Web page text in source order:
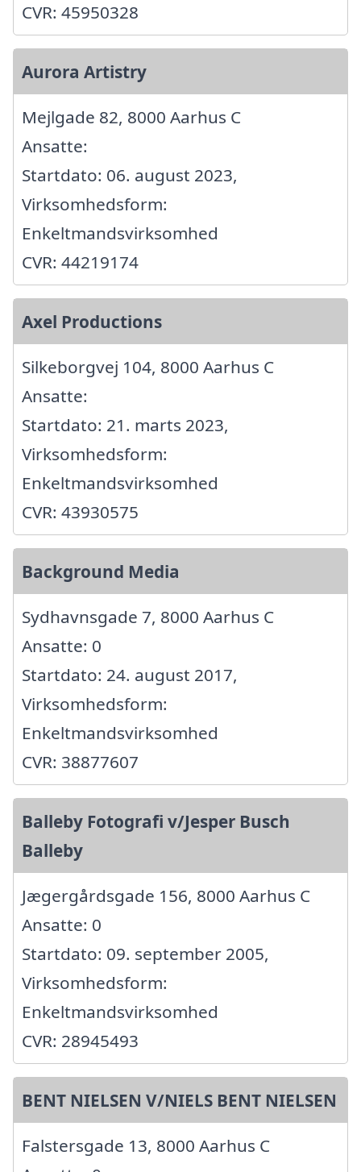
CVR: 45950328
Aurora Artistry
Mejlgade 82, 8000 Aarhus C
Ansatte:
Startdato: 06. august 2023,
Virksomhedsform:
Enkeltmandsvirksomhed
CVR: 44219174
Axel Productions
Silkeborgvej 104, 8000 Aarhus C
Ansatte:
Startdato: 21. marts 2023,
Virksomhedsform:
Enkeltmandsvirksomhed
CVR: 43930575
Background Media
Sydhavnsgade 7, 8000 Aarhus C
Ansatte: 0
Startdato: 24. august 2017,
Virksomhedsform:
Enkeltmandsvirksomhed
CVR: 38877607
Balleby Fotografi v/Jesper Busch
Balleby
Jægergårdsgade 156, 8000 Aarhus C
Ansatte: 0
Startdato: 09. september 2005,
Virksomhedsform:
Enkeltmandsvirksomhed
CVR: 28945493
BENT NIELSEN V/NIELS BENT NIELSEN
Falstersgade 13, 8000 Aarhus C